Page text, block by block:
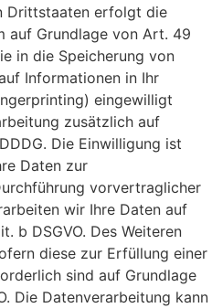
Drittstaaten erfolgt die
auf Grundlage von Art. 49
in die Speicherung von
Informationen in Ihr
eingewilligt
zusätzlich auf
Die Einwilligung ist
Daten zur
vorvertraglicher
wir Ihre Daten auf
b DSGVO. Des Weiteren
diese zur Erfüllung einer
sind auf Grundlage
Die Datenverarbeitung kann